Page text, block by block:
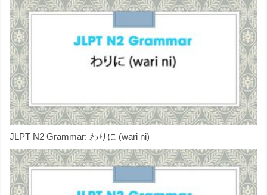
JLPT N2 Grammar: わりに (wari ni)